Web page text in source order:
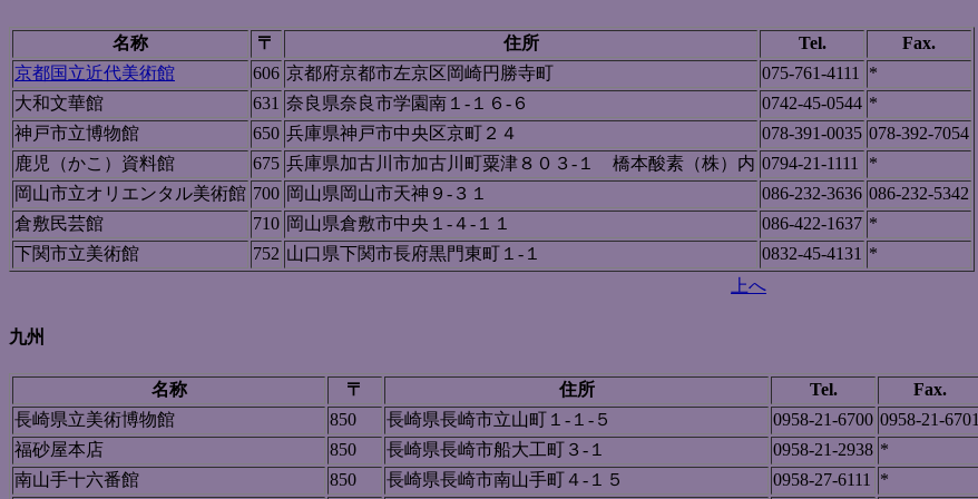
名称 〒 住所 Tel.
Fax.
京都国立近代美術館
606 京都府京都市左京区岡崎円勝寺町 075-761-4111 *
大和文華館
631 奈良県奈良市学園南１-１６-６ 0742-45-0544 *
神戸市立博物館
650 兵庫県神戸市中央区京町２４ 078-391-0035 078-392-7054
鹿児（かこ）資料館
675 兵庫県加古川市加古川町粟津８０３-１ 橋本酸素（株）内 0794-21-1111
*
岡山市立オリエンタル美術館 700 岡山県岡山市天神９-３１ 086-232-3636 086-232-5342
倉敷民芸館
710 岡山県倉敷市中央１-４-１１ 086-422-1637 *
下関市立美術館
752 山口県下関市長府黒門東町１-１ 0832-45-4131 *
上へ
九州
名称 〒 住所 Tel.
Fax.
長崎県立美術博物館
850 長崎県長崎市立山町１-１-５ 0958-21-6700 0958-21-6701
福砂屋本店
850 長崎県長崎市船大工町３-１ 0958-21-2938 *
南山手十六番館
850 長崎県長崎市南山手町４-１５ 0958-27-6111
*